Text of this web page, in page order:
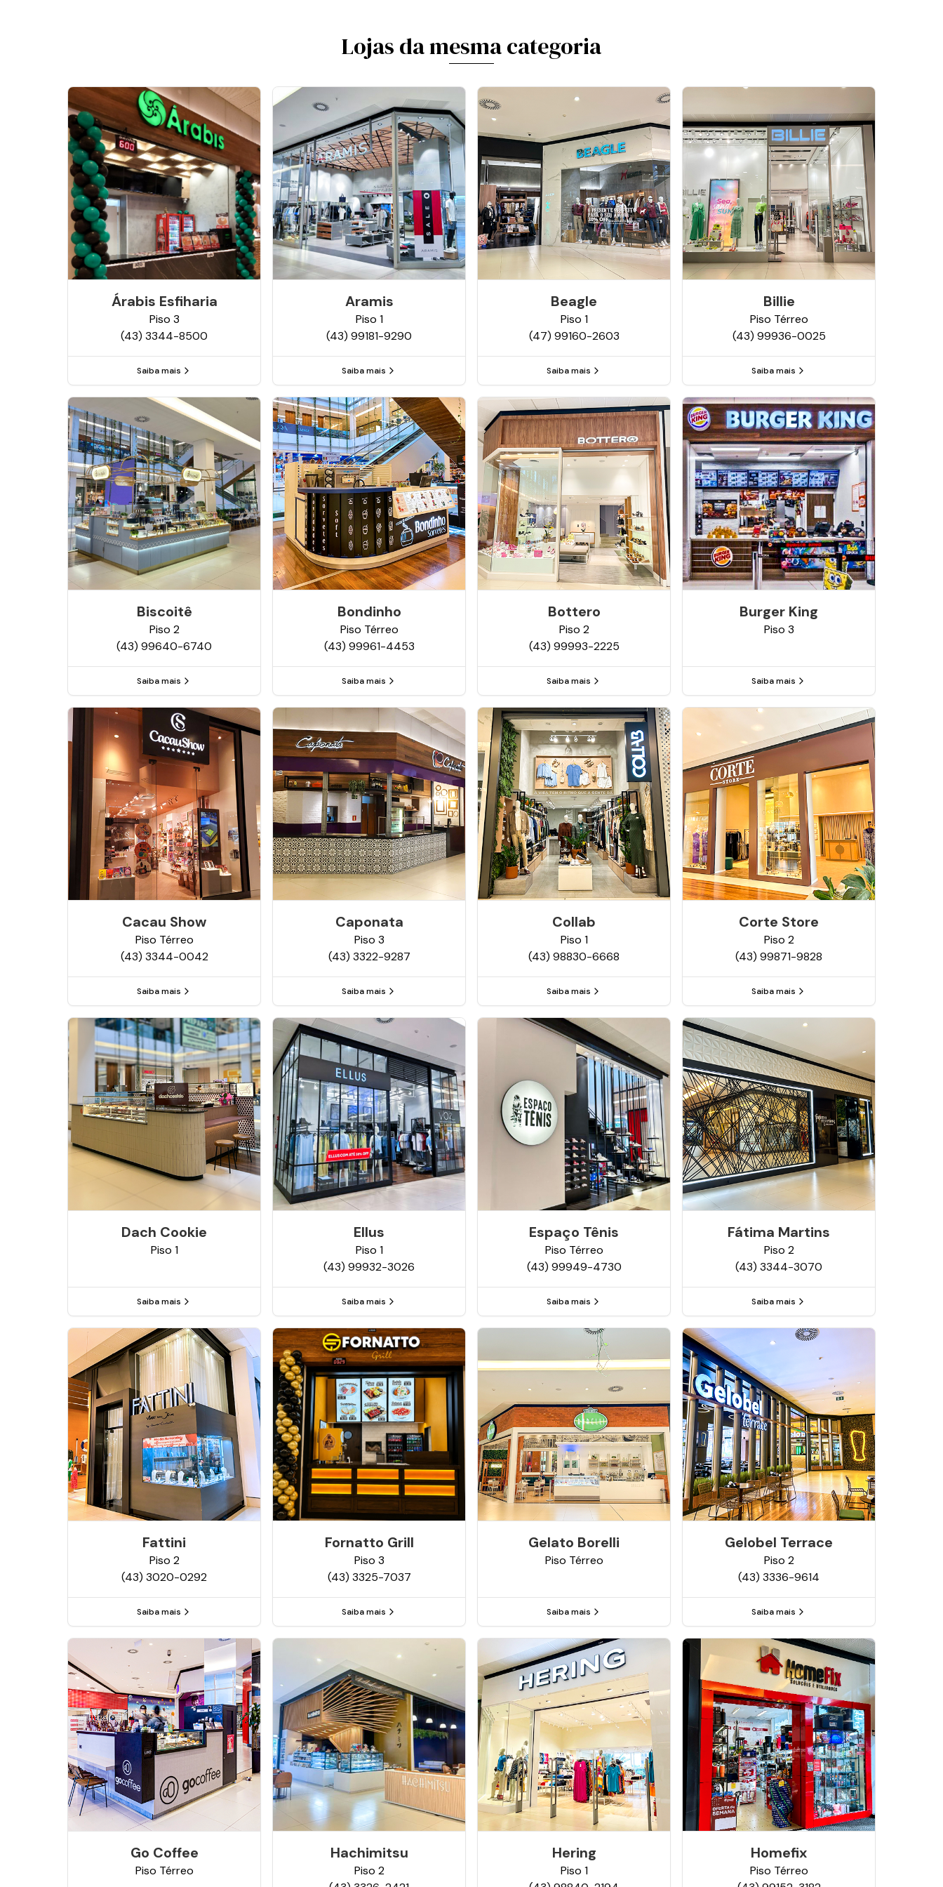
Lojas da mesma categoria
Árabis Esfiharia
Piso 3
(43) 3344-8500
Saiba mais
Aramis
Piso 1
(43) 99181-9290
Saiba mais
Beagle
Piso 1
(47) 99160-2603
Saiba mais
Billie
Piso Térreo
(43) 99936-0025
Saiba mais
Biscoitê
Piso 2
(43) 99640-6740
Saiba mais
Bondinho
Piso Térreo
(43) 99961-4453
Saiba mais
Bottero
Piso 2
(43) 99993-2225
Saiba mais
Burger King
Piso 3
Saiba mais
Cacau Show
Piso Térreo
(43) 3344-0042
Saiba mais
Caponata
Piso 3
(43) 3322-9287
Saiba mais
Collab
Piso 1
(43) 98830-6668
Saiba mais
Corte Store
Piso 2
(43) 99871-9828
Saiba mais
Dach Cookie
Piso 1
Saiba mais
Ellus
Piso 1
(43) 99932-3026
Saiba mais
Espaço Tênis
Piso Térreo
(43) 99949-4730
Saiba mais
Fátima Martins
Piso 2
(43) 3344-3070
Saiba mais
Fattini
Piso 2
(43) 3020-0292
Saiba mais
Fornatto Grill
Piso 3
(43) 3325-7037
Saiba mais
Gelato Borelli
Piso Térreo
Saiba mais
Gelobel Terrace
Piso 2
(43) 3336-9614
Saiba mais
Go Coffee
Piso Térreo
Hachimitsu
Piso 2
Hering
Piso 1
Homefix
Piso Térreo